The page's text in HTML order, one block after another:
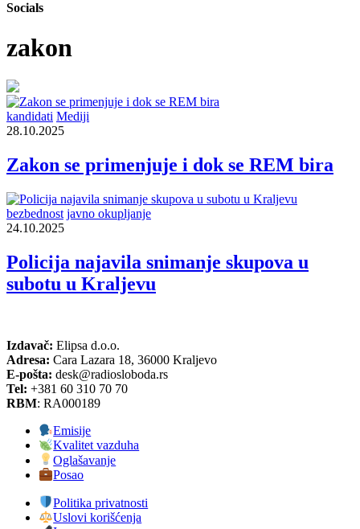
Socials
zakon
kandidati Mediji
28.10.2025
Zakon se primenjuje i dok se REM bira
bezbednost javno okupljanje
24.10.2025
Policija najavila snimanje skupova u
subotu u Kraljevu
Izdavač: Elipsa d.o.o.
Adresa: Cara Lazara 18, 36000 Kraljevo
E-pošta: desk@radiosloboda.rs
Tel: +381 60 310 70 70
RBM: RA000189
Emisije
Kvalitet vazduha
Oglašavanje
Posao
Politika privatnosti
Uslovi korišćenja